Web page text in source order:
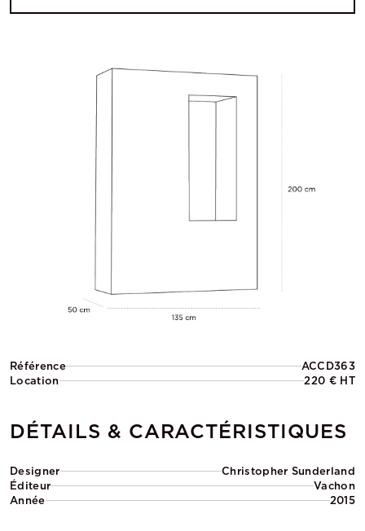
Référence
ACCD363
Location
220 € HT
DÉTAILS & CARACTÉRISTIQUES
Designer
Christopher Sunderland
Éditeur
Vachon
Année
2015